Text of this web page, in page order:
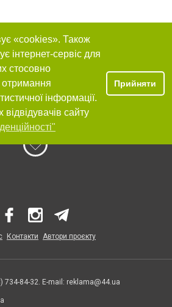
«cookies». Також
інтернет-сервіс для
стосовно
отримання
інформації.
сайту
Прийняти
Контакти Автори проєкту
734-84-32. E-mail: reklama@44.ua